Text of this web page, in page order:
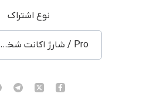
نوع اشتراک
Pro / شارژ اکانت شخصی